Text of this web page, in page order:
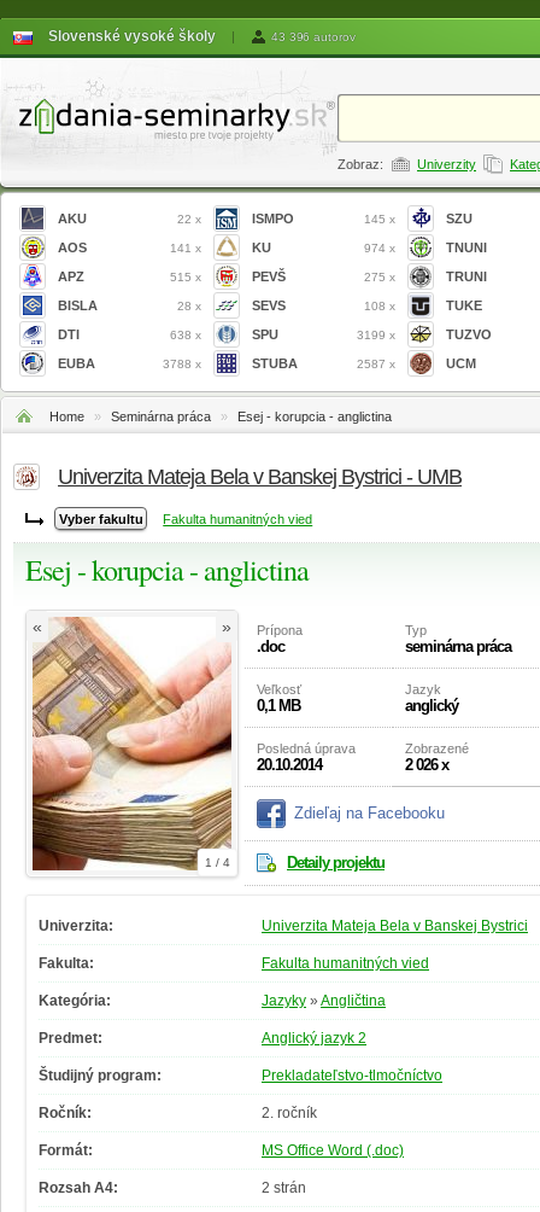
Slovenské vysoké školy | 43 396 autorov
Zobraz: Univerzity
AKU 22 x
AOS 141 x
APZ 515 x
BISLA 28 x
DTI 638 x
EUBA 3788 x
ISMPO 145 x
KU 974 x
PEVŠ 275 x
SEVS 108 x
SPU 3199 x
STUBA 2587 x
SZU
TNUNI
TRUNI
TUKE
TUZVO
UCM
Home » Seminárna práca » Esej - korupcia - anglictina
Univerzita Mateja Bela v Banskej Bystrici - UMB
Fakulta humanitných vied
Esej - korupcia - anglictina
1 / 4
« » Prípona
.doc
Typ
seminárna práca
Veľkosť
0,1 MB
Jazyk
anglický
Posledná úprava
20.10.2014
Zobrazené
2 026 x
Zdieľaj na Facebooku
Detaily projektu
Univerzita: Univerzita Mateja Bela v Banskej Bystrici
Fakulta: Fakulta humanitných vied
Kategória: Jazyky » Angličtina
Predmet: Anglický jazyk 2
Študijný program: Prekladateľstvo-tlmočníctvo
Ročník: 2. ročník
Formát: MS Office Word (.doc)
Rozsah A4: 2 strán